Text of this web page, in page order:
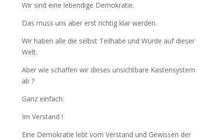
Wir sind eine lebendige Demokratie.
Das muss uns aber erst richtig klar werden.
Wir haben alle die selbst Teilhabe und Würde auf dieser
Welt.
Aber wie schaffen wir dieses unsichtbare Kastensystem
ab ?
Ganz einfach:
Im Verstand !
Eine Demokratie lebt vom Verstand und Gewissen der